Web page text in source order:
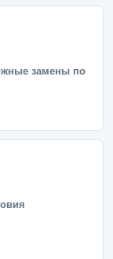
замены по